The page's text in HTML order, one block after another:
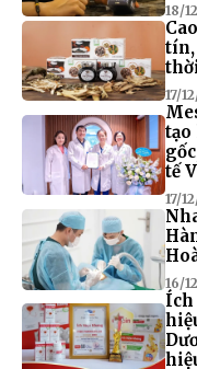
18/
tín,
17/
tạo
tế
17/
16/
Ích